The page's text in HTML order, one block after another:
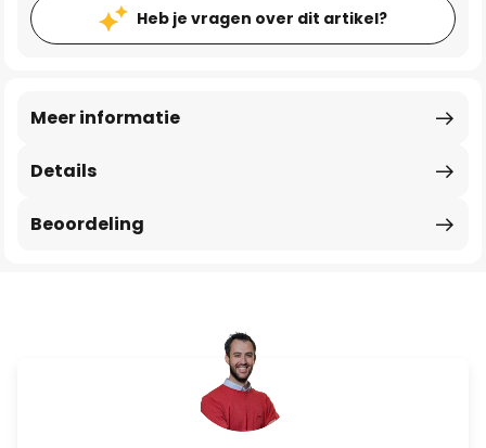
Heb je vragen over dit artikel?
Details
Meer informatie
Beoordeling